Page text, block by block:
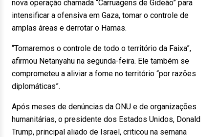
nova operação chamada “Carruagens de Gideão” para
intensificar a ofensiva em Gaza, tomar o controle de
amplas áreas e derrotar o Hamas.
“Tomaremos o controle de todo o território da Faixa”,
afirmou Netanyahu na segunda-feira. Ele também se
comprometeu a aliviar a fome no território “por razões
diplomáticas”.
Após meses de denúncias da ONU e de organizações
humanitárias, o presidente dos Estados Unidos, Donald
Trump, principal aliado de Israel, criticou na semana